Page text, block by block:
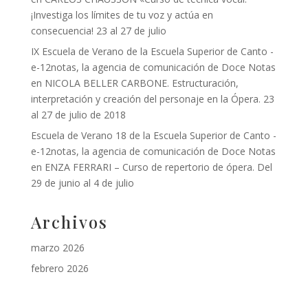
¡Investiga los límites de tu voz y actúa en
consecuencia! 23 al 27 de julio
IX Escuela de Verano de la Escuela Superior de Canto -
e-12notas, la agencia de comunicación de Doce Notas
en NICOLA BELLER CARBONE. Estructuración,
interpretación y creación del personaje en la Ópera. 23
al 27 de julio de 2018
Escuela de Verano 18 de la Escuela Superior de Canto -
e-12notas, la agencia de comunicación de Doce Notas
en ENZA FERRARI – Curso de repertorio de ópera. Del
29 de junio al 4 de julio
Archivos
marzo 2026
febrero 2026